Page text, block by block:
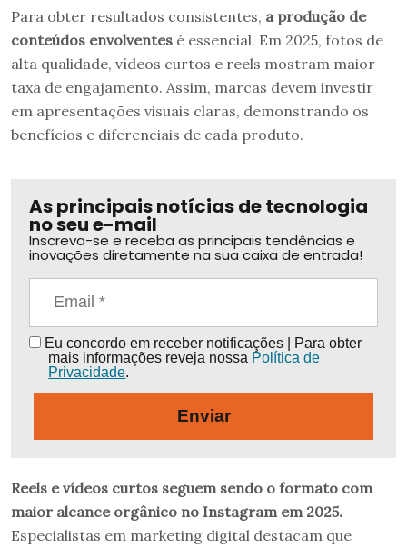
Para obter resultados consistentes, a produção de
conteúdos envolventes é essencial. Em 2025, fotos de
alta qualidade, vídeos curtos e reels mostram maior
taxa de engajamento. Assim, marcas devem investir
em apresentações visuais claras, demonstrando os
benefícios e diferenciais de cada produto.
As principais notícias de tecnologia
no seu e-mail
Inscreva-se e receba as principais tendências e
inovações diretamente na sua caixa de entrada!
Eu concordo em receber notificações | Para obter
mais informações reveja nossa Política de
Privacidade.
Enviar
Reels e vídeos curtos seguem sendo o formato com
maior alcance orgânico no Instagram em 2025.
Especialistas em marketing digital destacam que